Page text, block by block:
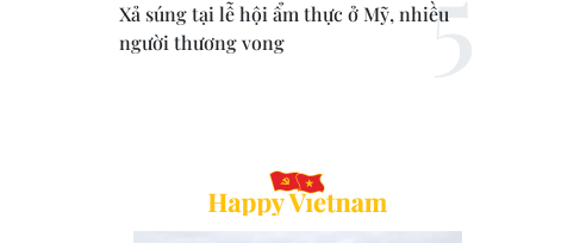
Xả súng tại lễ hội ẩm thực ở Mỹ, nhiều
người thương vong